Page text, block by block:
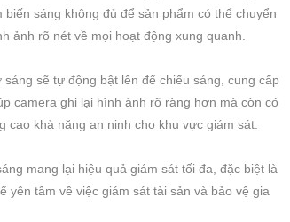
sáng không đủ để sản phẩm có thể chuyển
ảnh rõ nét về mọi hoạt động xung quanh.
sẽ tự động bật lên để chiếu sáng, cung cấp
camera ghi lại hình ảnh rõ ràng hơn mà còn có
cao khả năng an ninh cho khu vực giám sát.
mang lại hiệu quả giám sát tối đa, đặc biệt là
yên tâm về việc giám sát tài sản và bảo vệ gia